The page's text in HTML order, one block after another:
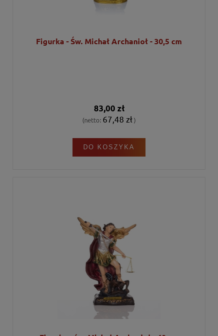
Figurka - Św. Michał Archanioł - 30,5 cm
83,00 zł
(netto: 67,48 zł)
DO KOSZYKA